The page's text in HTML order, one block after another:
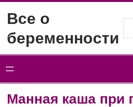
содержимому
Все о
беременности
Манная каша при